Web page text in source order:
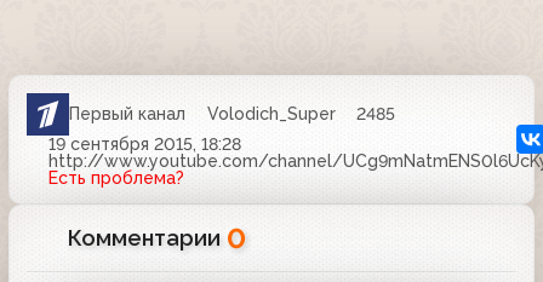
Первый канал Volodich_Super
2485
19 сентября 2015, 18:28
http://www.youtube.com/channel/
Есть проблема?
Комментарии 0